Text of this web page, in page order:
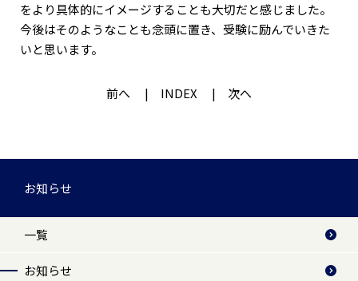
をより具体的にイメージすることも大切だと感じました。
今後はそのようなことも念頭に置き、受験に励んでいきた
いと思います。
前へ INDEX 次へ
お知らせ
一覧
お知らせ